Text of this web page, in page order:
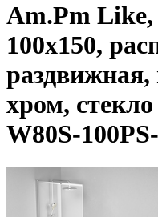
Am.Pm
100х150,
хром,
W80S-